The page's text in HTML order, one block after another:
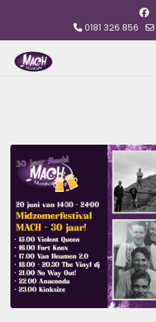
0181 326 856